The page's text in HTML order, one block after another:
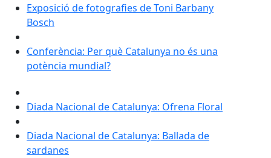
Exposició de fotografies de Toni Barbany
Bosch
Conferència: Per què Catalunya no és una
potència mundial?
Diada Nacional de Catalunya: Ofrena Floral
Diada Nacional de Catalunya: Ballada de
sardanes